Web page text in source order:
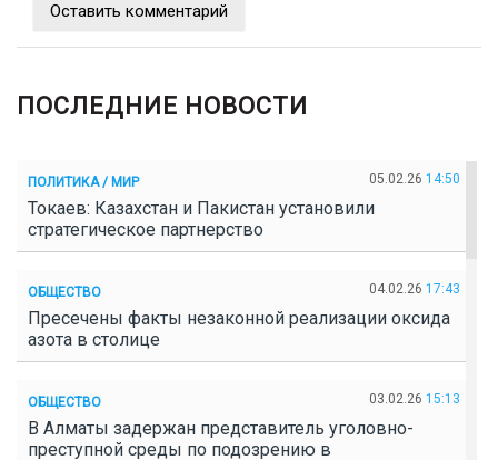
Оставить комментарий
ПОСЛЕДНИЕ НОВОСТИ
ПОЛИТИКА / МИР 05.02.26 14:50
Токаев: Казахстан и Пакистан установили
стратегическое партнерство
ОБЩЕСТВО 04.02.26 17:43
Пресечены факты незаконной реализации оксида
азота в столице
ОБЩЕСТВО 03.02.26 15:13
В Алматы задержан представитель уголовно-
преступной среды по подозрению в